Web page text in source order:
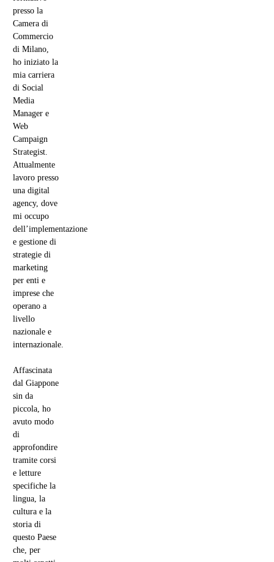
presso la
Camera di
Commercio
di Milano,
ho iniziato la
mia carriera
di Social
Media
Manager e
Web
Campaign
Strategist.
Attualmente
lavoro presso
una digital
agency, dove
mi occupo
dell’implementazione
e gestione di
strategie di
marketing
per enti e
imprese che
operano a
livello
nazionale e
internazionale.
Affascinata
dal Giappone
sin da
piccola, ho
avuto modo
di
approfondire
tramite corsi
e letture
specifiche la
lingua, la
cultura e la
storia di
questo Paese
che, per